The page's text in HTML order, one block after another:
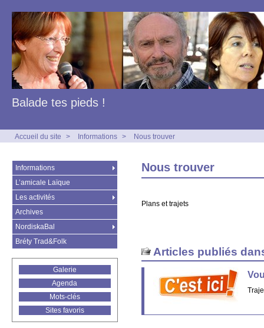
Balade tes pieds !
Accueil du site > Informations > Nous trouver
Nous trouver
Plans et trajets
Articles publiés
Informations
L’amicale Laïque
Les activités
Archives
NordiskaBal
Bréty Trad&Folk
Galerie
Agenda
Mots-clés
Sites favoris